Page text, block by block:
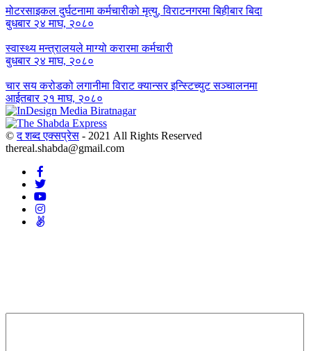
मोटरसाइकल दुर्घटनामा कर्मचारीको मृत्यु, विराटनगरमा बिहीबार बिदा
बुधबार २४ माघ, २०८०
स्वास्थ्य मन्त्रालयले माग्यो करारमा कर्मचारी
बुधबार २४ माघ, २०८०
चार सय करोडको लगानीमा विराट क्यान्सर इन्स्टिच्युट सञ्चालनमा
आईतबार २१ माघ, २०८०
©द शब्द एक्सप्रेस - 2021 All Rights Reserved
thereal.shabda@gmail.com